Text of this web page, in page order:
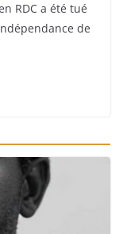
RDC a été tué
de